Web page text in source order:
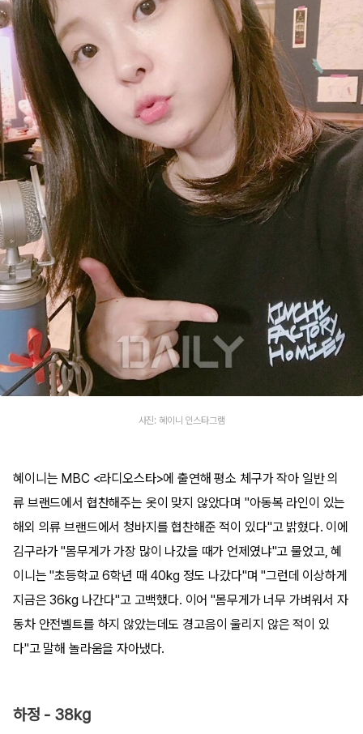
사진: 혜이니 인스타그램
혜이니는 MBC <라디오스타>에 출연해 평소 체구가 작아 일반 의
류 브랜드에서 협찬해주는 옷이 맞지 않았다며 "아동복 라인이 있는
해외 의류 브랜드에서 청바지를 협찬해준 적이 있다"고 밝혔다. 이에
김구라가 "몸무게가 가장 많이 나갔을 때가 언제였냐"고 물었고, 혜
이니는 "초등학교 6학년 때 40kg 정도 나갔다"며 "그런데 이상하게
지금은 36kg 나간다"고 고백했다. 이어 "몸무게가 너무 가벼워서 자
동차 안전벨트를 하지 않았는데도 경고음이 울리지 않은 적이 있
다"고 말해 놀라움을 자아냈다.
하정 - 38kg